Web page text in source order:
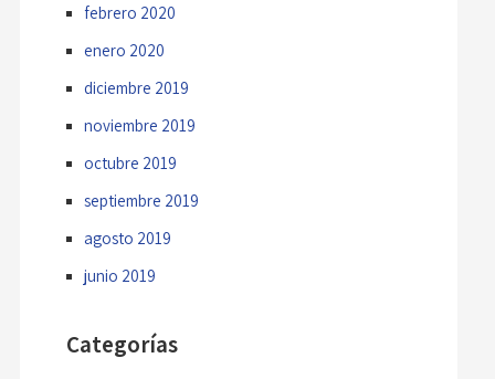
febrero 2020
enero 2020
diciembre 2019
noviembre 2019
octubre 2019
septiembre 2019
agosto 2019
junio 2019
Categorías